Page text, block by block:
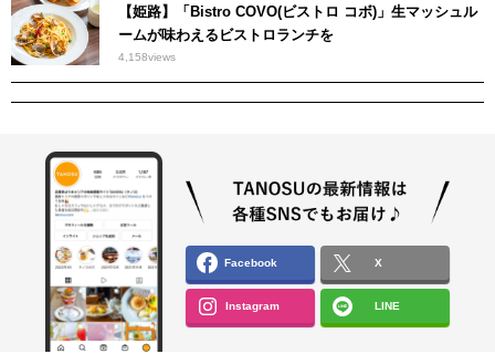
【姫路】「Bistro COVO(ビストロ コボ)」生マッシュル
ームが味わえるビストロランチを
4,158views
Facebook X
Instagram LINE